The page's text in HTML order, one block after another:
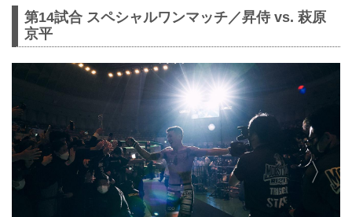
第14試合 スペシャルワンマッチ／昇侍 vs. 萩原
京平